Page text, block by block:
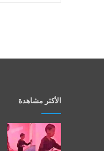
الأكثر مشاهدة